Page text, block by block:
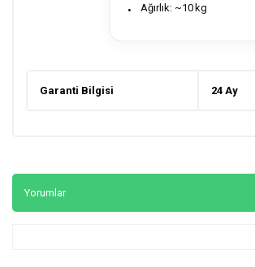
Ağırlık: ~10 kg
Garanti Bilgisi 24 Ay
Yorumlar